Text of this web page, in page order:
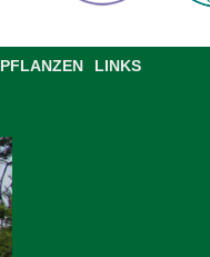
PFLANZEN LINKS